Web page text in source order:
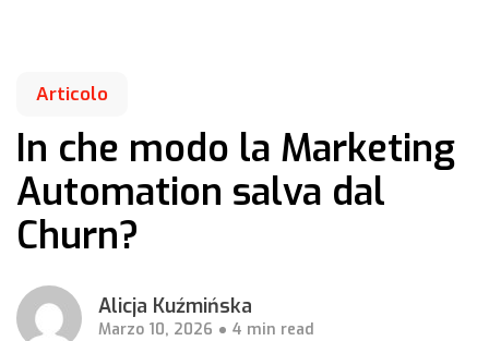
Articolo
In che modo la Marketing
Automation salva dal
Churn?
Alicja Kuźmińska
Marzo 10, 2026 4 min read